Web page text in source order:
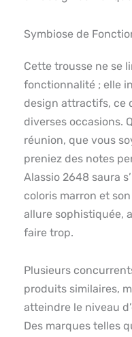
Symbiose de
Cette trousse ne se
fonctionnalité ; elle
design attractifs, ce
diverses occasions.
réunion, que vous
preniez des notes
Alassio 2648 saura
coloris marron et
allure sophistiquée,
faire trop.
Plusieurs
produits similaires,
atteindre le niveau
Des marques telles